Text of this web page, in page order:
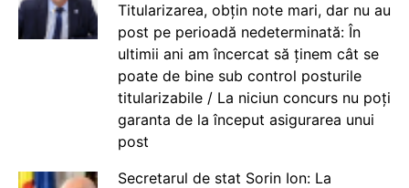
Titularizarea, obțin note mari, dar nu au
post pe perioadă nedeterminată: În
ultimii ani am încercat să ținem cât se
poate de bine sub control posturile
titularizabile / La niciun concurs nu poți
garanta de la început asigurarea unui
post
Secretarul de stat Sorin Ion: La